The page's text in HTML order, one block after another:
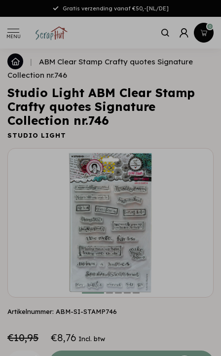
Gratis verzending vanaf €50,-[NL/DE]
MENU
0
|
ABM Clear Stamp Crafty quotes Signature
Collection nr.746
Studio Light ABM Clear Stamp
Crafty quotes Signature
Collection nr.746
STUDIO LIGHT
Artikelnummer: ABM-SI-STAMP746
€10,95 €8,76 Incl. btw